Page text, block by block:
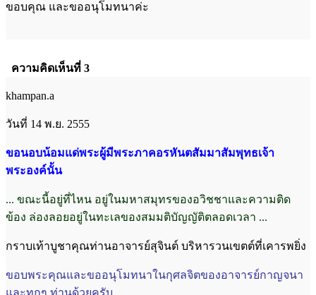
ขอบคุณ และขออนุโมทนาค่ะ
ความคิดเห็นที่ 3
khampan.a
วันที่ 14 พ.ย. 2555
ขอนอบน้อมแด่พระผู้มีพระภาคอรหันตสัมมาสัมพุทธเจ้า
พระองค์นั้น
... ขณะนี้อยู่ที่ไหน อยู่ในมหาสมุทรของอวิชชาและความติด
ข้อง ล่องลอยอยู่ในทะเลของสมมติบัญญัติตลอดเวลา ...
กราบเท้าบูชาคุณท่านอาจารย์สุจินต์ บริหารวนเขตต์ที่เคารพยิ่ง
ขอบพระคุณและขออนุโมทนาในกุศลจิตของอาจารย์กาญจนา
และทุกๆ ท่านด้วยครับ